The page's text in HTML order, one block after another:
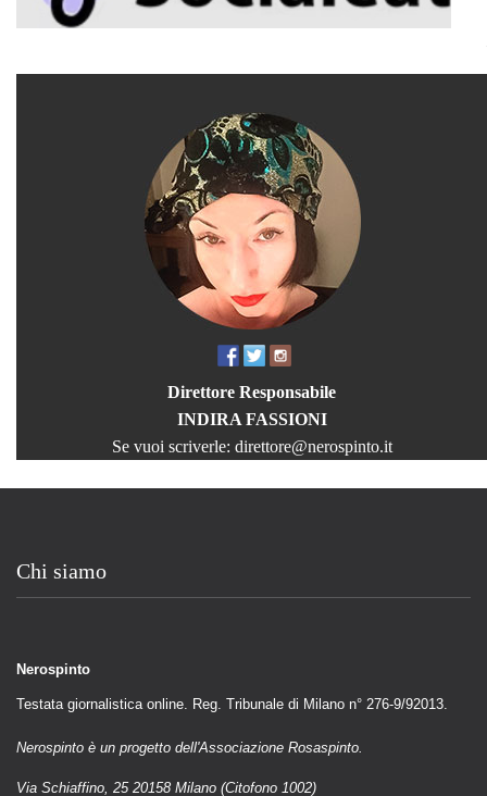
Direttore Responsabile
INDIRA FASSIONI
Se vuoi scriverle: direttore@nerospinto.it
Chi siamo
Nerospinto
Testata giornalistica online. Reg. Tribunale di Milano n° 276-9/92013.
Nerospinto è un progetto dell'Associazione Rosaspinto.
Via Schiaffino, 25 20158 Milano (Citofono 1002)